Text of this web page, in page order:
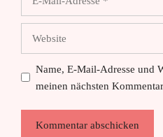
Adresse
Name, E-Mail-Adresse und
meinen nächsten